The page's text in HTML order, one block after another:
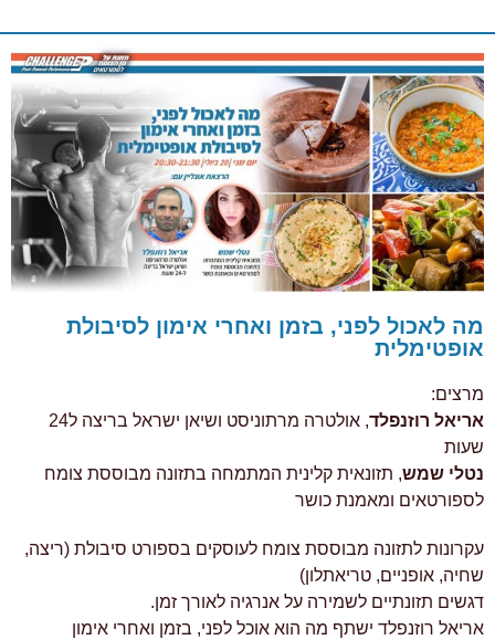
מה לאכול לפני, בזמן ואחרי אימון לסיבולת
אופטימלית
מרצים:
אריאל רוזנפלד
, אולטרה מרתוניסט ושיאן ישראל בריצה ל24
שעות
נטלי שמש, תזונאית קלינית המתמחה בתזונה מבוססת צומח
לספורטאים ומאמנת כושר
עקרונות לתזונה מבוססת צומח לעוסקים בספורט סיבולת (ריצה,
שחיה, אופניים, טריאתלון)
דגשים תזונתיים לשמירה על אנרגיה לאורך זמן.
אריאל רוזנפלד ישתף מה הוא אוכל לפני, בזמן ואחרי אימון